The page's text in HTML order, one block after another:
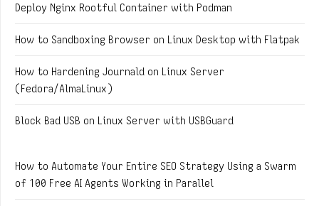
Deploy Nginx Rootful Container with Podman
How to Sandboxing Browser on Linux Desktop with Flatpak
How to Hardening Journald on Linux Server
(Fedora/AlmaLinux)
Block Bad USB on Linux Server with USBGuard
How to Automate Your Entire SEO Strategy Using a Swarm
of 100 Free AI Agents Working in Parallel